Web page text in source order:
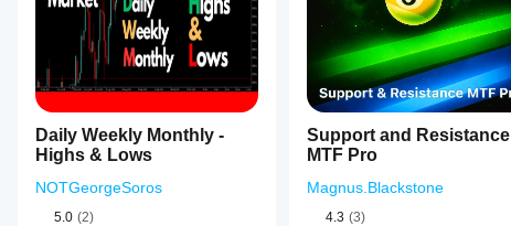
Daily Weekly Monthly -
Highs & Lows
NOTGeorgeSoros
5.0 (2)
Support and Resistance
MTF Pro
Magnus.Blackstone
4.3 (3)